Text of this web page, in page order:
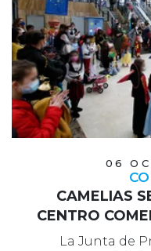
06
CAMELIAS
CENTRO
La Junta de